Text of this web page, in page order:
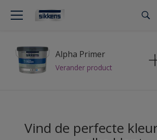
Alpha Primer
Verander product
Vind de perfecte